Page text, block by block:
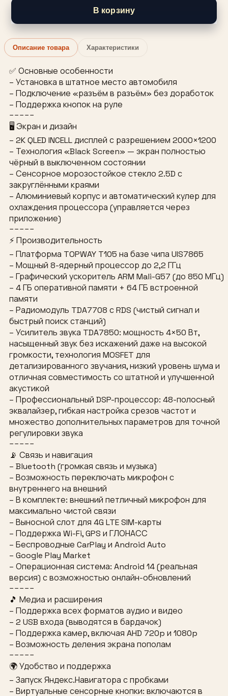
В корзину
Описание товара Характеристики
✅ Основные особенности
– Установка в штатное место автомобиля
– Подключение «разъём в разъём» без доработок
– Поддержка кнопок на руле
−−−−−
🖥 Экран и дизайн
– 2K QLED INCELL дисплей с разрешением 2000×1200
– Технология «Black Screen» — экран полностью
чёрный в выключенном состоянии
– Сенсорное морозостойкое стекло 2.5D с
закруглёнными краями
– Алюминиевый корпус и автоматический кулер для
охлаждения процессора (управляется через
приложение)
−−−−−
⚡ Производительность
– Платформа TOPWAY T105 на базе чипа UIS7865
– Мощный 8-ядерный процессор до 2,2 ГГц
– Графический ускоритель ARM Mali-G57 (до 850 МГц)
– 4 ГБ оперативной памяти + 64 ГБ встроенной
памяти
– Радиомодуль TDA7708 с RDS (чистый сигнал и
быстрый поиск станций)
– Усилитель звука TDA7850: мощность 4×50 Вт,
насыщенный звук без искажений даже на высокой
громкости, технология MOSFET для
детализированного звучания, низкий уровень шума и
отличная совместимость со штатной и улучшенной
акустикой
– Профессиональный DSP-процессор: 48-полосный
эквалайзер, гибкая настройка срезов частот и
множество дополнительных параметров для точной
регулировки звука
−−−−−
📡 Связь и навигация
– Bluetooth (громкая связь и музыка)
– Возможность переключать микрофон с
внутреннего на внешний
– В комплекте: внешний петличный микрофон для
максимально чистой связи
– Выносной слот для 4G LTE SIM-карты
– Поддержка Wi-Fi, GPS и ГЛОНАСС
– Беспроводные CarPlay и Android Auto
– Google Play Market
– Операционная система: Android 14 (реальная
версия) с возможностью онлайн-обновлений
−−−−−
🎵 Медиа и расширения
– Поддержка всех форматов аудио и видео
– 2 USB входа (выводятся в бардачок)
– Поддержка камер, включая AHD 720p и 1080p
– Возможность деления экрана пополам
−−−−−
🌍 Удобство и поддержка
– Запуск Яндекс.Навигатора с пробками
– Виртуальные сенсорные кнопки: включаются в